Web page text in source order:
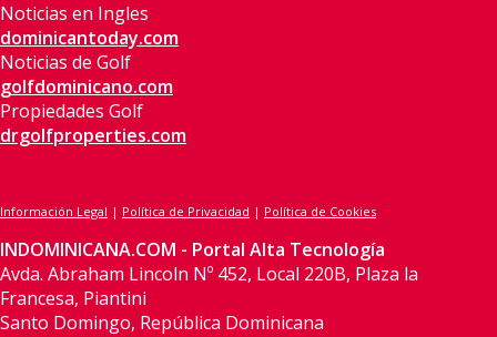
Noticias en Ingles
dominicantoday.com
Noticias de Golf
golfdominicano.com
Propiedades Golf
drgolfproperties.com
Información Legal | Política de Privacidad | Política de Cookies
INDOMINICANA.COM - Portal Alta Tecnología
Avda. Abraham Lincoln Nº 452, Local 220B, Plaza la
Francesa, Piantini
Santo Domingo, República Dominicana